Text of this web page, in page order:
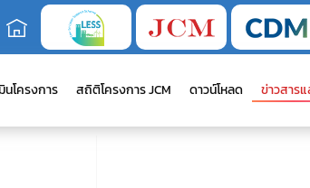
นโครงการ สถิติโครงการ JCM ดาวน์โหลด ข่าวสาร